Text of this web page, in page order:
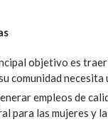
objetivo es
comunidad
empleos de
para las mujeres y